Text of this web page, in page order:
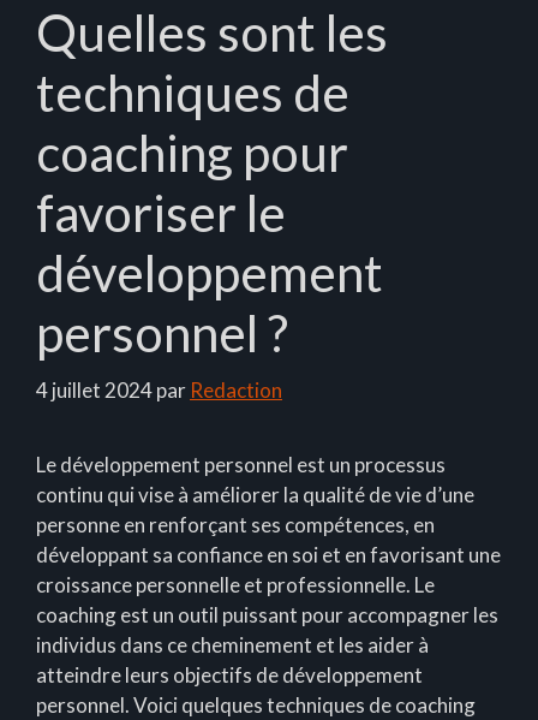
Quelles sont les
techniques de
coaching pour
favoriser le
développement
personnel ?
4 juillet 2024par Redaction
Le développement personnel est un processus
continu qui vise à améliorer la qualité de vie d’une
personne en renforçant ses compétences, en
développant sa confiance en soi et en favorisant une
croissance personnelle et professionnelle. Le
coaching est un outil puissant pour accompagner les
individus dans ce cheminement et les aider à
atteindre leurs objectifs de développement
personnel. Voici quelques techniques de coaching